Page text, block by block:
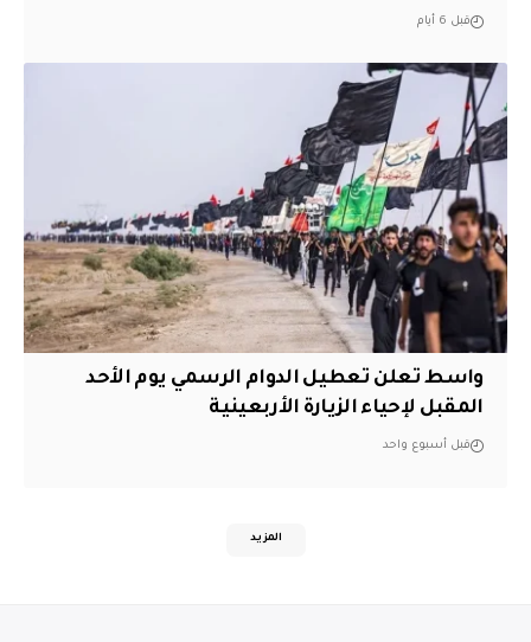
قبل 6 أيام
واسط تعلن تعطيل الدوام الرسمي يوم الأحد
المقبل لإحياء الزيارة الأربعينية
قبل أسبوع واحد
المزيد